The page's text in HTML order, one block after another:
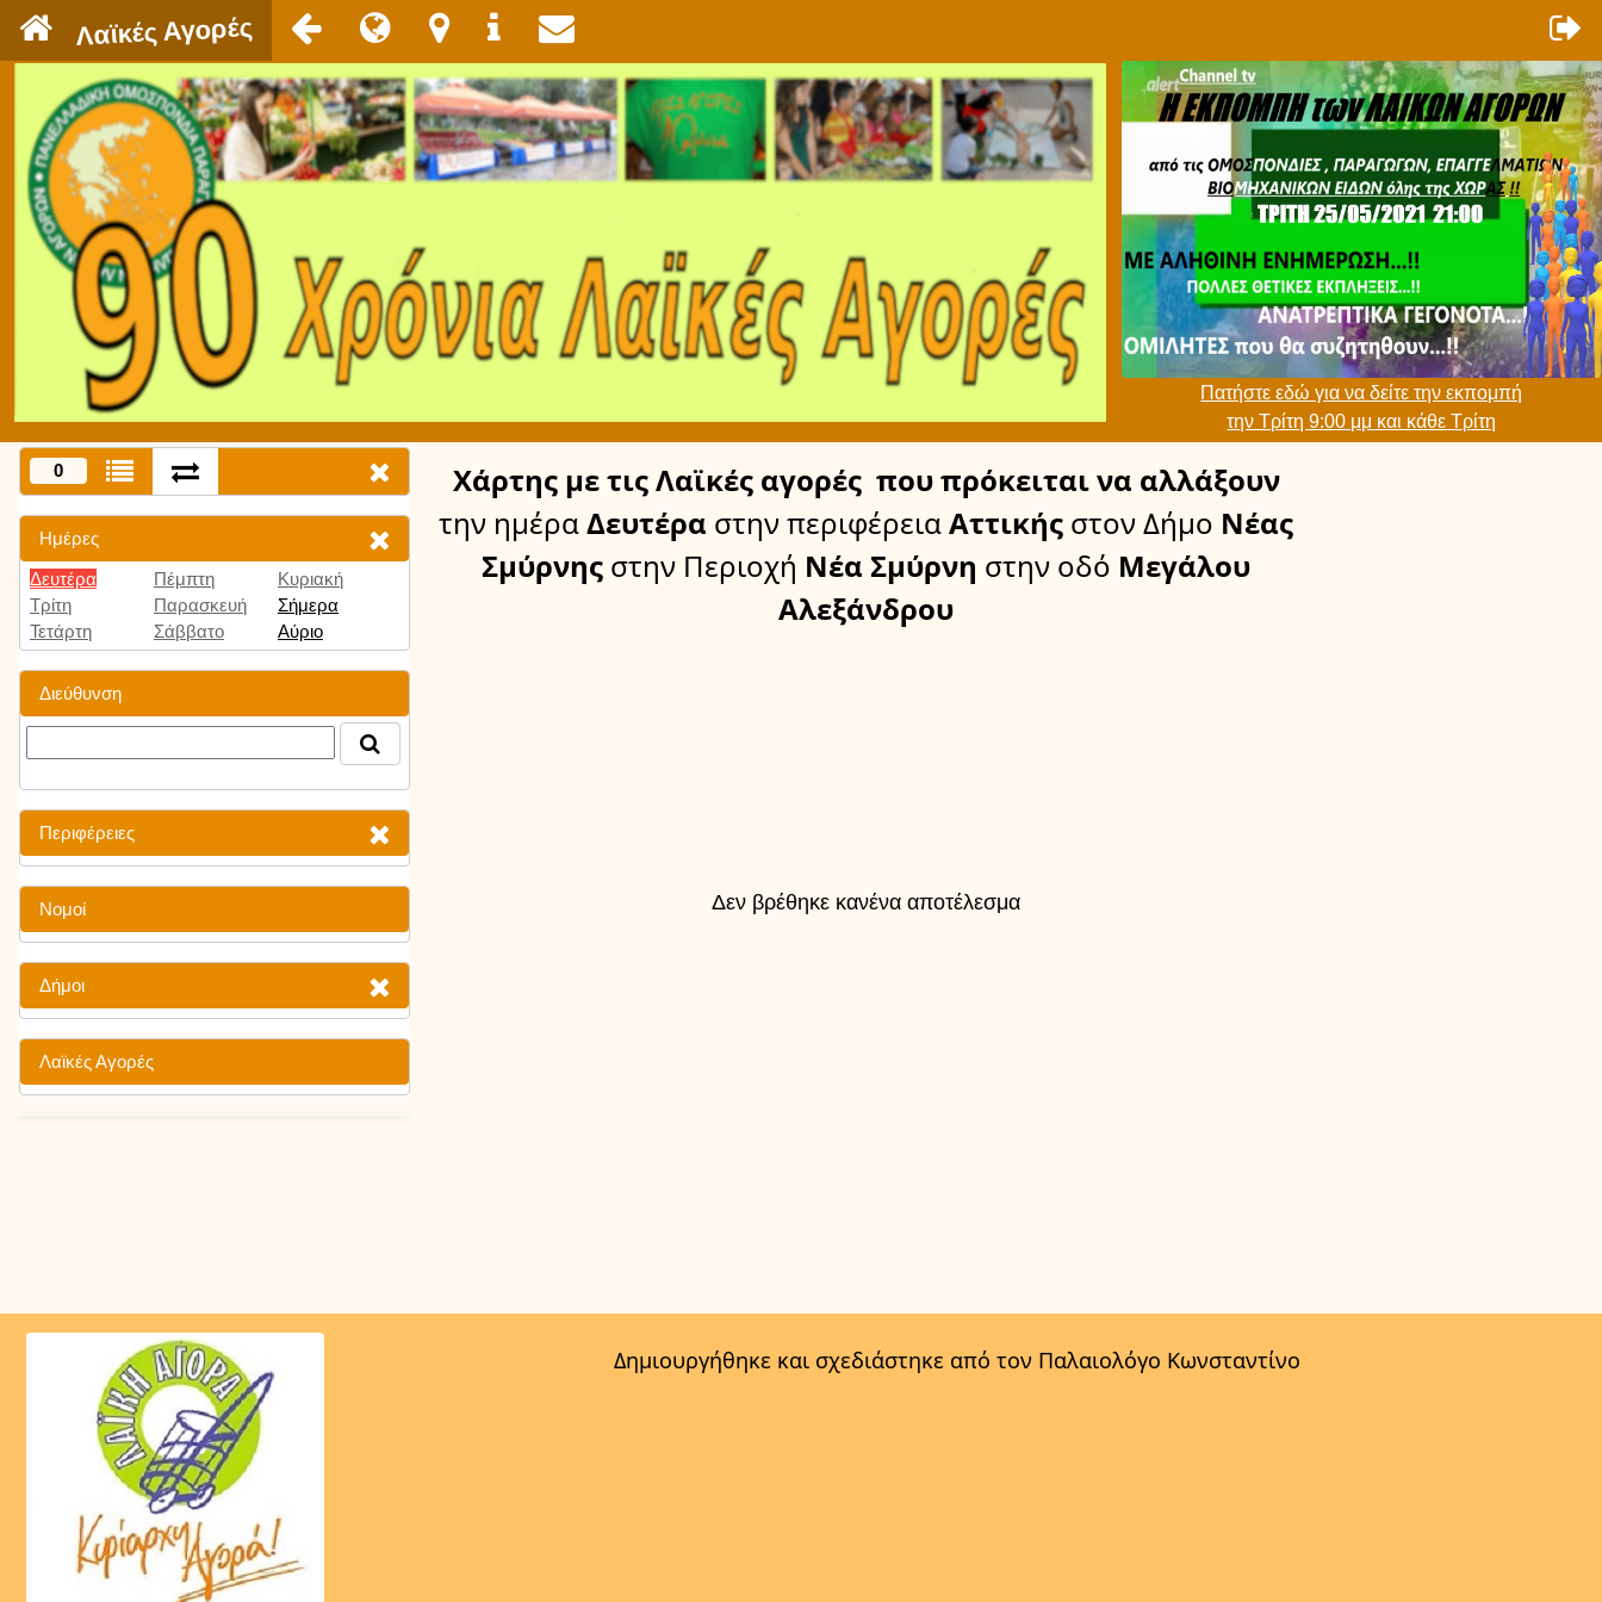
Λαϊκές Αγορές
Πατήστε εδώ για να δείτε την εκπομπή
την Τρίτη 9:00 μμ και κάθε Τρίτη
0
Ημέρες
Δευτέρα
Τρίτη
Τετάρτη
Πέμπτη
Παρασκευή
Σάββατο
Κυριακή
Σήμερα
Αύριο
Διεύθυνση
Περιφέρειες
Νομοί
Δήμοι
Λαϊκές Αγορές
Χάρτης με τις Λαϊκές αγορές που πρόκειται να αλλάξουν
την ημέραΔευτέρα στην περιφέρειαΑττικής στον Δήμο Νέας
Σμύρνης στην Περιοχή Νέα Σμύρνη στην οδό Μεγάλου
Αλεξάνδρου
Δεν βρέθηκε κανένα αποτέλεσμα
Δημιουργήθηκε και σχεδιάστηκε από τον Παλαιολόγο Κωνσταντίνο